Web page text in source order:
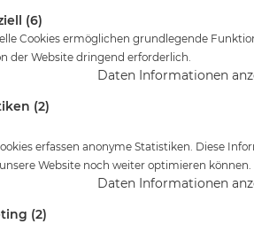
hier Tauchausrüstung Tusa M-3001
Tusa M-3001 Freedom
(6)
Cookies ermöglichen grundlegende
der Website dringend erforderlich.
Daten Informationen
(2)
erfassen anonyme Statistiken. Diese
Website noch weiter optimieren können.
Daten Informationen
(2)